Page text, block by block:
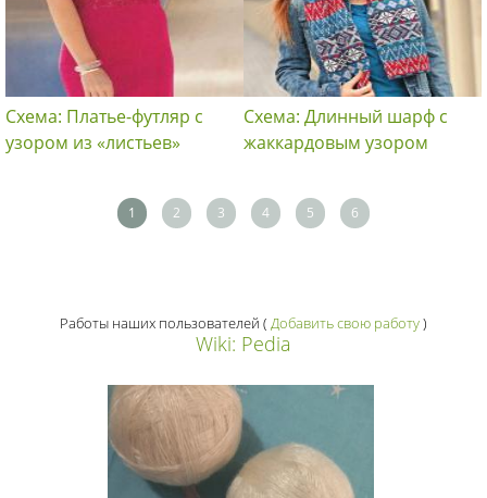
Схема: Платье-футляр с
узором из «листьев»
Схема: Длинный шарф с
жаккардовым узором
1 2 3 4 5 6
Работы наших пользователей ( Добавить свою работу)
Wiki: Pedia